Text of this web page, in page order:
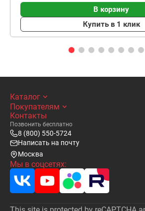
В корзину
Купить в 1 клик
Каталог
Покупателям
Контакты
Позвонить бесплатно
8 (800) 550-5724
Написать на почту
Москва
Мы в соцсетях: